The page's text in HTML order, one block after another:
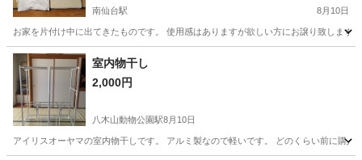
南仙台駅 8月10日
お家を片付け中に出てきたものです。 使用感はありますが欲しい方にお譲り致しま
宮城 仙台市 南仙台駅
室内物干し
2,000円
八木山動物公園駅8月10日
アイリスオーヤマの室内物干しです。 アルミ製なので軽いです。 どのくらい前に購